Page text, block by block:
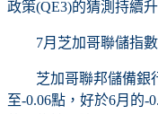
政策(QE3)的猜測持續升
7月芝加哥聯儲指數
芝加哥聯邦儲備銀行
至-0.06點，好於6月的-